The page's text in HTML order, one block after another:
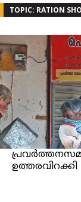
TOPIC: RATION
ഉത്തരവിറക്കി